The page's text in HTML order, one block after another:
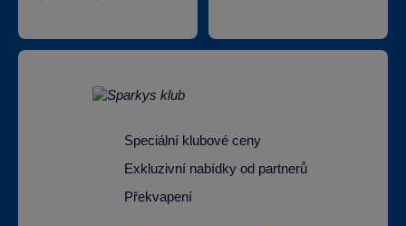
Speciální klubové ceny
Exkluzivní nabídky od partnerů
Překvapení